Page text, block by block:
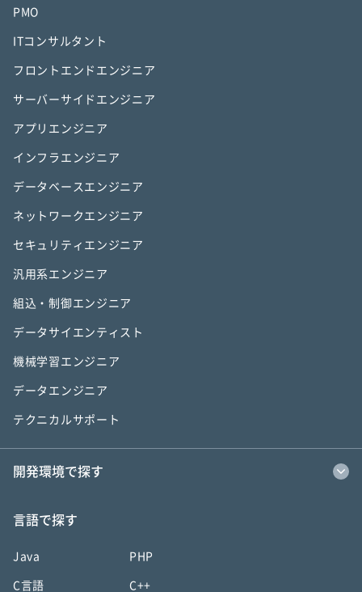
PMO
ITコンサルタント
フロントエンドエンジニア
サーバーサイドエンジニア
アプリエンジニア
インフラエンジニア
データベースエンジニア
ネットワークエンジニア
セキュリティエンジニア
汎用系エンジニア
組込・制御エンジニア
データサイエンティスト
機械学習エンジニア
データエンジニア
テクニカルサポート
開発環境で探す
言語で探す
Java PHP
C言語 C++